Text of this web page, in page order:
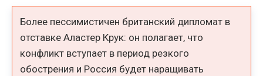
Более пессимистичен британский дипломат в
отставке Аластер Крук: он полагает, что
конфликт вступает в период резкого
обострения и Россия будет наращивать